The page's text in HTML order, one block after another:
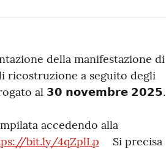
della manifestazione di
ricostruzione a seguito degli
al 𝟯𝟬 𝗻𝗼𝘃𝗲𝗺𝗯𝗿𝗲 𝟮𝟬𝟮𝟱.
accedendo alla
bit.ly/4qZplLp
Si precisa